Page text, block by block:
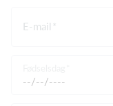
E-mail